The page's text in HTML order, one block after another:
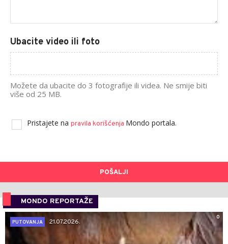
Ubacite video ili foto
Možete da ubacite do 3 fotografije ili videa. Ne smije biti
više od 25 MB.
Pristajete na pravila korišćenja Mondo portala.
POŠALJI
MONDO REPORTAŽE
0
PUTOVANJA
21.07.2026.